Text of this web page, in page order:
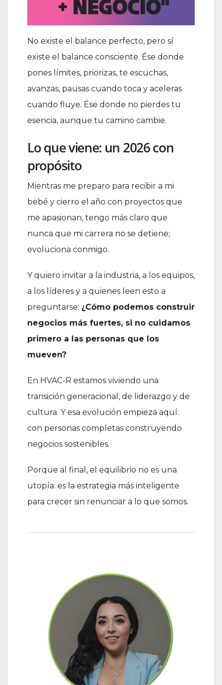
No existe el balance perfecto, pero sí
existe el balance consciente. Ése donde
pones límites, priorizas, te escuchas,
avanzas, pausas cuando toca y aceleras
cuando fluye. Ése donde no pierdes tu
esencia, aunque tu camino cambie.
Lo que viene: un 2026 con
propósito
Mientras me preparo para recibir a mi
bebé y cierro el año con proyectos que
me apasionan, tengo más claro que
nunca que mi carrera no se detiene;
evoluciona conmigo.
Y quiero invitar a la industria, a los equipos,
a los líderes y a quienes leen esto a
preguntarse: ¿Cómo podemos construir
negocios más fuertes, si no cuidamos
primero a las personas que los
mueven?
En HVAC-R estamos viviendo una
transición generacional, de liderazgo y de
cultura. Y esa evolución empieza aquí:
con personas completas construyendo
negocios sostenibles.
Porque al final, el equilibrio no es una
utopía: es la estrategia más inteligente
para crecer sin renunciar a lo que somos.